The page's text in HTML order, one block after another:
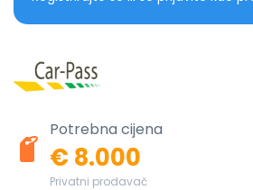
Potrebna cijena
€ 8.000
Privatni prodavač